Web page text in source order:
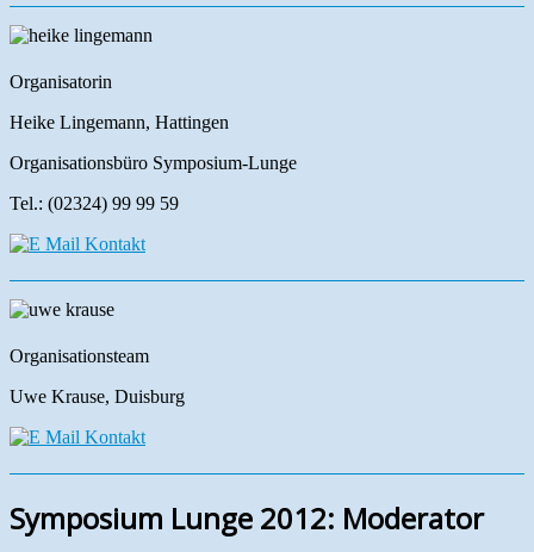
Organisatorin
Heike Lingemann, Hattingen
Organisationsbüro Symposium-Lunge
Tel.: (02324) 99 99 59
Organisationsteam
Uwe Krause, Duisburg
Symposium Lunge 2012: Moderator